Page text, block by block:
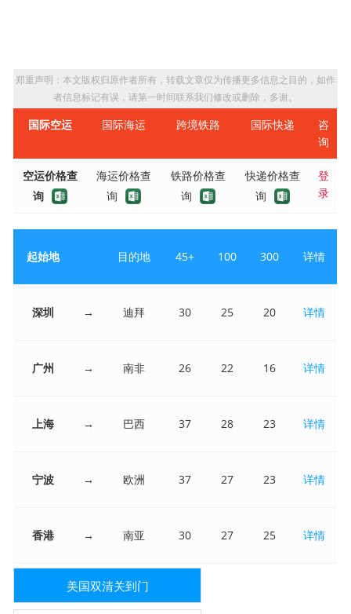
郑重声明：本文版权归原作者所有，转载文章仅为传播更多信息之目的，如作
者信息标记有误，请第一时间联系我们修改或删除，多谢。
国际空运 国际海运 跨境铁路 国际快递
咨
询
空运价格查
询
海运价格查
询
铁路价格查
询
快递价格查
询
登
录
起始地 目的地 45+ 100 300 详情
深圳 → 迪拜 30 25 20 详情
广州 → 南非 26 22 16 详情
上海 → 巴西 37 28 23 详情
宁波 → 欧洲 37 27 23 详情
香港 → 南亚 30 27 25 详情
美国双清关到门